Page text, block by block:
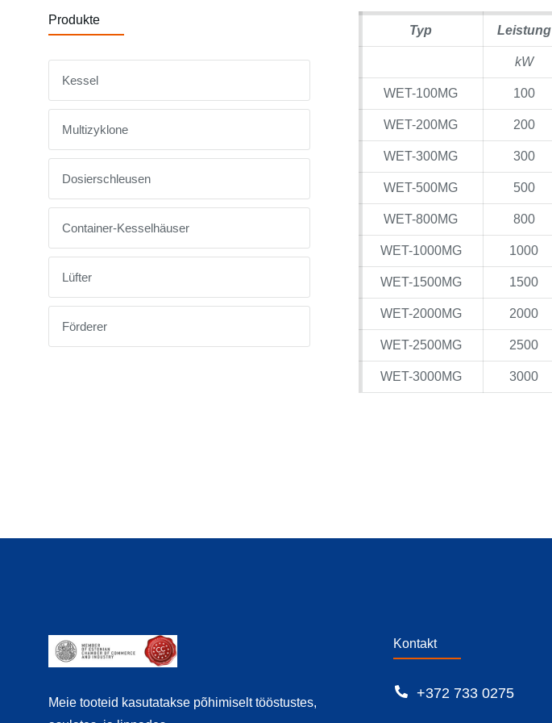
Produkte
Kessel
Multizyklone
Dosierschleusen
Container-Kesselhäuser
Lüfter
Förderer
Typ Leistung
kW
WET-100MG 100
WET-200MG 200
WET-300MG 300
WET-500MG 500
WET-800MG 800
WET-1000MG 1000
WET-1500MG 1500
WET-2000MG 2000
WET-2500MG 2500
WET-3000MG 3000
Meie tooteid kasutatakse põhimiselt tööstustes,
Kontakt
+372 733 0275